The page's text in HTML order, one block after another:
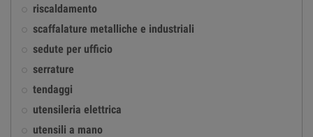
riscaldamento
scaffalature metalliche e industriali
sedute per ufficio
serrature
tendaggi
utensileria elettrica
utensili a mano